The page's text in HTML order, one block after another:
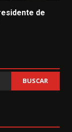
de
BUSCAR